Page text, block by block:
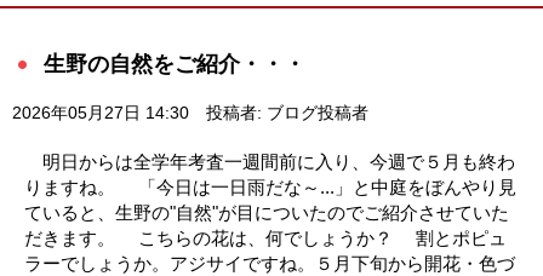
生野の自然をご紹介・・・
2026年05月27日 14:30 投稿者: ブログ投稿者
明日からは全学年考査一週間前に入り、今週で５月も終わ
りますね。 「今日は一日雨だな～...」と中庭をぼんやり見
ていると、生野の"自然"が目についたのでご紹介させていた
だきます。 こちらの花は、何でしょうか？ 割とポピュ
ラーでしょうか。アジサイですね。５月下旬から開花・色づ